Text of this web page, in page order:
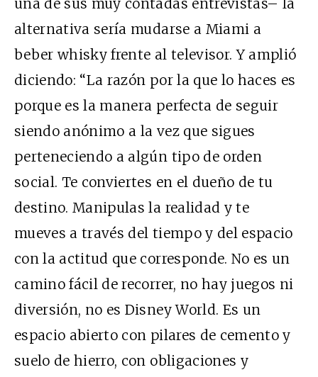
una de sus muy contadas entrevistas– la
alternativa sería mudarse a Miami a
beber whisky frente al televisor. Y amplió
diciendo: “La razón por la que lo haces es
porque es la manera perfecta de seguir
siendo anónimo a la vez que sigues
perteneciendo a algún tipo de orden
social. Te conviertes en el dueño de tu
destino. Manipulas la realidad y te
mueves a través del tiempo y del espacio
con la actitud que corresponde. No es un
camino fácil de recorrer, no hay juegos ni
diversión, no es Disney World. Es un
espacio abierto con pilares de cemento y
suelo de hierro, con obligaciones y